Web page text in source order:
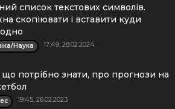
список текстових символів.
скопіювати і вставити куди
Наука 17:49, 28.02.2024
що потрібно знати, про прогнози на
19:45, 26.02.2023